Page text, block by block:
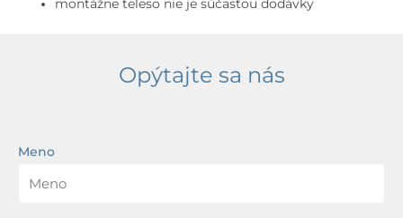
montážne teleso nie je súčasťou dodávky
Opýtajte sa nás
Meno